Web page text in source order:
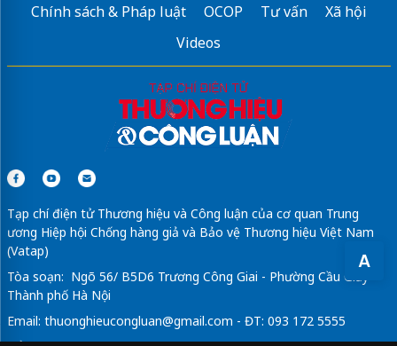
A
Chính sách & Pháp luật
OCOP Tư vấn
Xã hội
Videos
Tạp chí điện tử Thương hiệu và Công luận của cơ quan Trung
ương Hiệp hội Chống hàng giả và Bảo vệ Thương hiệu Việt Nam
(Vatap)
Tòa soạn: Ngõ 56/ B5D6 Trương Công Giai - Phường Cầu Giấy -
Thành phố Hà Nội
Email: thuonghieucongluan@gmail.com - ĐT: 093 172 5555